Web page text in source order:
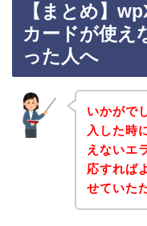
【まとめ】
カードが使え
った人へ
いかがで
入した時
えないエ
応すれば
せていた